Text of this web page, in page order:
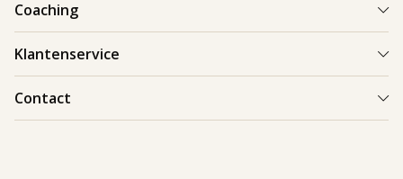
Re-boost pakket
Coaching
Blog & Tips
Klantenservice
Contact